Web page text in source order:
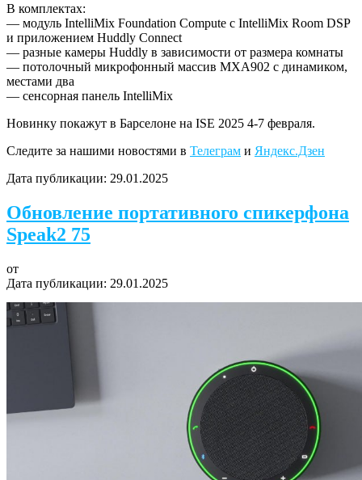
В комплектах:
— модуль IntelliMix Foundation Compute с IntelliMix Room DSP
и приложением Huddly Connect
— разные камеры Huddly в зависимости от размера комнаты
— потолочный микрофонный массив MXA902 с динамиком,
местами два
— сенсорная панель IntelliMix
Новинку покажут в Барселоне на ISE 2025 4-7 февраля.
Следите за нашими новостями в Телеграм и Яндекс.Дзен
Дата публикации: 29.01.2025
Обновление портативного спикерфона
Speak2 75
от
Дата публикации: 29.01.2025